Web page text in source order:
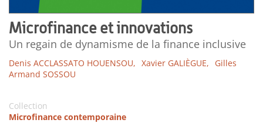
Microfinance et innovations
Un regain de dynamisme de la finance inclusive
Denis ACCLASSATO HOUENSOU, Xavier GALIÈGUE,
Gilles
Armand SOSSOU
Collection
Microfinance contemporaine